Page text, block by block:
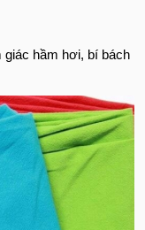
giác hầm hơi, bí bách